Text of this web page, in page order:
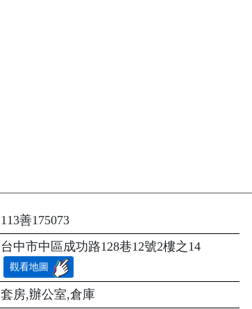
113善175073
台中市中區成功路128巷12號2樓之14
觀看地圖
套房,辦公室,倉庫